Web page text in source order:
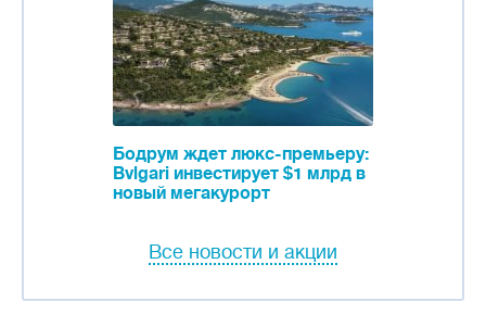
Бодрум ждет люкс-премьеру:
Bvlgari инвестирует $1 млрд в
новый мегакурорт
Все новости и акции